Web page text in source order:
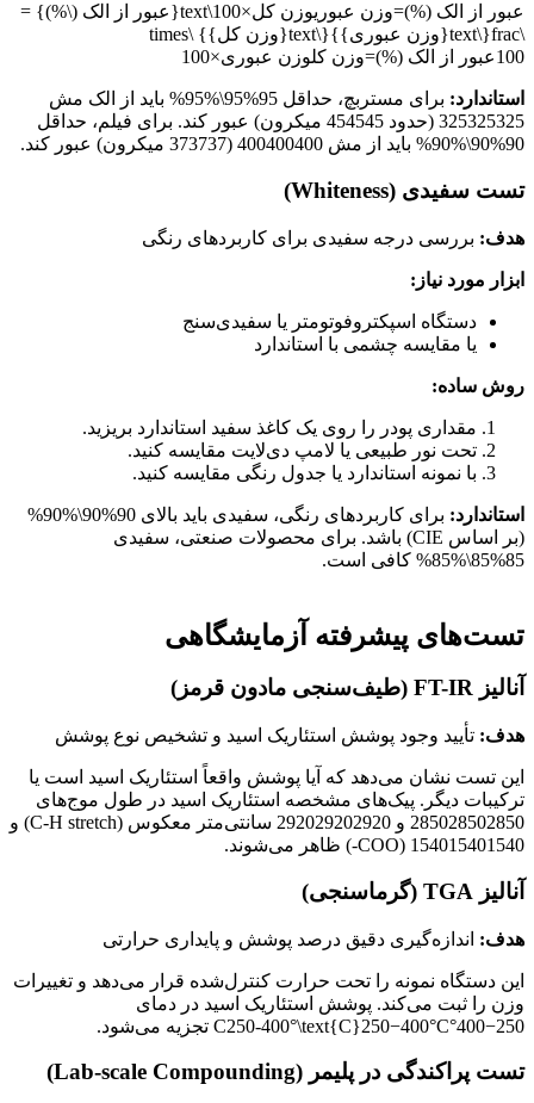
عبور از الک (%)=وزن عبوریوزن کل×100\text{عبور از الک (\%)} =
\frac{\text{وزن عبوری}}{\text{وزن کل}} \times
100عبور از الک (%)=وزن کلوزن عبوری×
100
استاندارد: برای مستربچ، حداقل 95%95\%
95%
باید از الک مش
325325325 (حدود 454545
میکرون) عبور کند. برای فیلم، حداقل
90%90\%
90% باید از مش 400400400
(
373737 میکرون) عبور کند.
تست سفیدی (Whiteness)
هدف: بررسی درجه سفیدی برای کاربردهای رنگی
ابزار مورد نیاز:
دستگاه اسپکتروفوتومتر یا سفیدی‌سنج
یا مقایسه چشمی با استاندارد
روش ساده:
مقداری پودر را روی یک کاغذ سفید استاندارد بریزید.
تحت نور طبیعی یا لامپ دی‌لایت مقایسه کنید.
با نمونه استاندارد یا جدول رنگی مقایسه کنید.
استاندارد: برای کاربردهای رنگی، سفیدی باید بالای 90%90\%
90%
(بر اساس CIE) باشد. برای محصولات صنعتی، سفیدی
85%85\%
85% کافی است.
تست‌های پیشرفته آزمایشگاهی
آنالیز FT-IR (طیف‌سنجی مادون قرمز)
هدف: تأیید وجود پوشش استئاریک اسید و تشخیص نوع پوشش
این تست نشان می‌دهد که آیا پوشش واقعاً استئاریک اسید است یا
ترکیبات دیگر. پیک‌های مشخصه استئاریک اسید در طول موج‌های
285028502850 و 292029202920
سانتی‌متر معکوس (C-H stretch) و
154015401540 (COO-) ظاهر می‌شوند.
آنالیز TGA (گرماسنجی)
هدف: اندازه‌گیری دقیق درصد پوشش و پایداری حرارتی
این دستگاه نمونه را تحت حرارت کنترل‌شده قرار می‌دهد و تغییرات
وزن را ثبت می‌کند. پوشش استئاریک اسید در دمای
250−400°C250-400°\text{C}
250−400°C تجزیه می‌شود.
تست پراکندگی در پلیمر (Lab-scale Compounding)